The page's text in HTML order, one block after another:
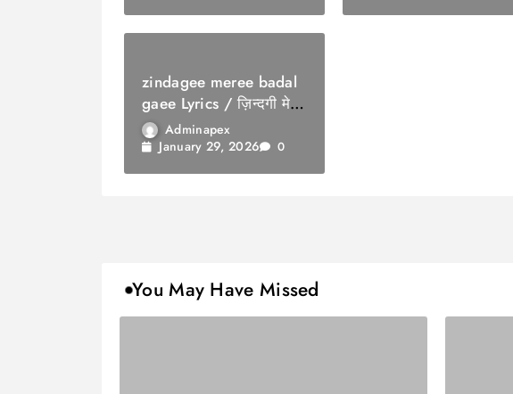
zindagee meree badal
gaee Lyrics / ज़िन्दगी मेरी
बदल गईAdminapex
January 29, 2026
0
You May Have Missed